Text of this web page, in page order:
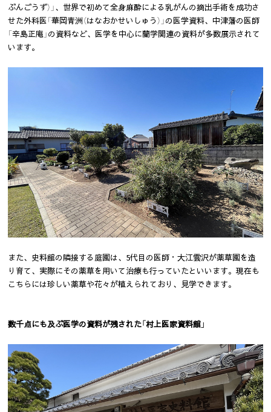
ぶんごうず）」、世界で初めて全身麻酔による乳がんの摘出手術を成功さ
せた外科医「華岡青洲（はなおかせいしゅう）」の医学資料、中津藩の医師
「辛島正庵」の資料など、医学を中心に蘭学関連の資料が多数展示されて
います。
また、史料館の隣接する庭園は、5代目の医師・大江雲沢が薬草園を造
り育て、実際にその薬草を用いて治療も行っていたといいます。現在も
こちらには珍しい薬草や花々が植えられており、見学できます。
数千点にも及ぶ医学の資料が残された「村上医家資料館」